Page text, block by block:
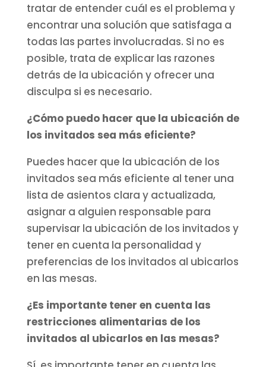
tratar de entender cuál es el problema y
encontrar una solución que satisfaga a
todas las partes involucradas. Si no es
posible, trata de explicar las razones
detrás de la ubicación y ofrecer una
disculpa si es necesario.
¿Cómo puedo hacer que la ubicación de
los invitados sea más eficiente?
Puedes hacer que la ubicación de los
invitados sea más eficiente al tener una
lista de asientos clara y actualizada,
asignar a alguien responsable para
supervisar la ubicación de los invitados y
tener en cuenta la personalidad y
preferencias de los invitados al ubicarlos
en las mesas.
¿Es importante tener en cuenta las
restricciones alimentarias de los
invitados al ubicarlos en las mesas?